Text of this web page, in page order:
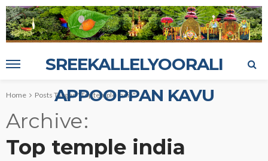
SREEKALLELYOORALI
APPOOPPAN KAVU
Home Posts Tagged "Top temple india"
Archive
Top temple india